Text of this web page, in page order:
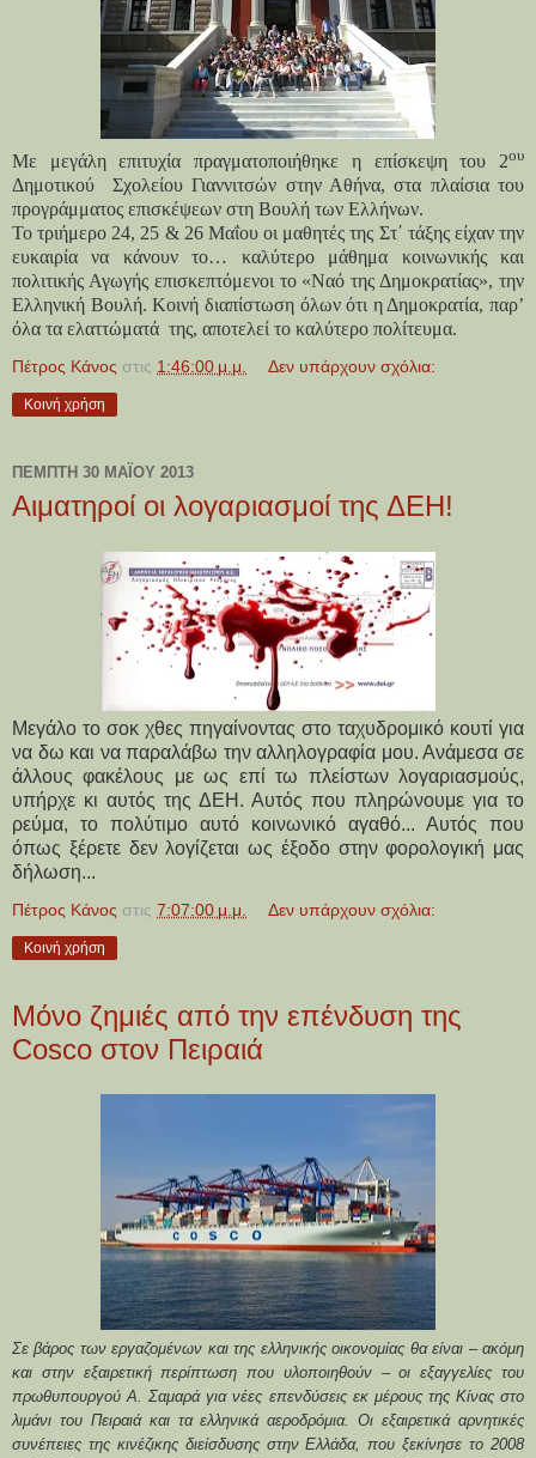
Με μεγάλη επιτυχία πραγματοποιήθηκε η επίσκεψη του 2ου
Δημοτικού
Σχολείου Γιαννιτσών στην Αθήνα, στα πλαίσια του
προγράμματος επισκέψεων στη Βουλή των Ελλήνων.
Το τριήμερο 24, 25 & 26 Μαΐου οι μαθητές της Στ΄ τάξης είχαν την
ευκαιρία να κάνουν το… καλύτερο μάθημα κοινωνικής και
πολιτικής Αγωγής επισκεπτόμενοι το «Ναό της Δημοκρατίας», την
Ελληνική Βουλή. Κοινή διαπίστωση όλων ότι η Δημοκρατία, παρ’
όλα τα ελαττώματά της, αποτελεί το καλύτερο πολίτευμα.
Πέτρος Κάνος στις 1:46:00 μ.μ. Δεν υπάρχουν σχόλια:
Κοινή χρήση
ΠΈΜΠΤΗ 30 ΜΑΪ́ΟΥ 2013
Αιματηροί οι λογαριασμοί της ΔΕΗ!
Μεγάλο το σοκ χθες πηγαίνοντας στο ταχυδρομικό κουτί για
να δω και να παραλάβω την αλληλογραφία μου. Ανάμεσα σε
άλλους φακέλους με ως επί τω πλείστων λογαριασμούς,
υπήρχε κι αυτός της ΔΕΗ. Αυτός που πληρώνουμε για το
ρεύμα, το πολύτιμο αυτό κοινωνικό αγαθό... Αυτός που
όπως ξέρετε δεν λογίζεται ως έξοδο στην φορολογική μας
δήλωση...
Πέτρος Κάνος στις 7:07:00 μ.μ. Δεν υπάρχουν σχόλια:
Κοινή χρήση
Μόνο ζημιές από την επένδυση της
Cosco στον Πειραιά
Σε βάρος των εργαζομένων και της ελληνικής οικονομίας θα είναι – ακόμη
και στην εξαιρετική περίπτωση που υλοποιηθούν – οι εξαγγελίες του
πρωθυπουργού Α. Σαμαρά για νέες επενδύσεις εκ μέρους της Κίνας στο
λιμάνι του Πειραιά και τα ελληνικά αεροδρόμια. Οι εξαιρετικά αρνητικές
συνέπειες της κινέζικης διείσδυσης στην Ελλάδα, που ξεκίνησε το 2008